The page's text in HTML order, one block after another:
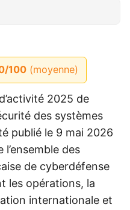
100(moyenne)
2025 de
des systèmes
publié le 9 mai 2026
des
de cyberdéfense
les opérations, la
internationale et